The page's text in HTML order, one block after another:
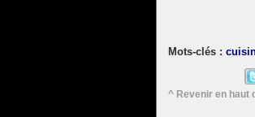
^ Revenir en haut